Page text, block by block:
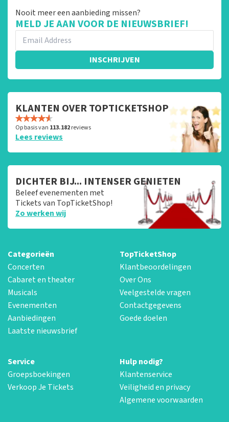
Nooit meer een aanbieding missen?
MELD JE AAN VOOR DE NIEUWSBRIEF!
INSCHRIJVEN
KLANTEN OVER TOPTICKETSHOP
Op basis van 113.182reviews
Lees reviews
DICHTER BIJ... INTENSER GENIETEN
Beleef evenementen met
Tickets van TopTicketShop!
Zo werken wij
Categorieën
Concerten
Cabaret en theater
Musicals
Evenementen
Aanbiedingen
Laatste nieuwsbrief
TopTicketShop
Klantbeoordelingen
Over Ons
Veelgestelde vragen
Contactgegevens
Goede doelen
Service
Groepsboekingen
Verkoop Je Tickets
Hulp nodig?
Klantenservice
Veiligheid en privacy
Algemene voorwaarden